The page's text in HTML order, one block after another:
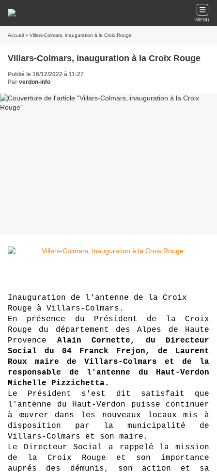
MENU
Accueil » Villars-Colmars, inauguration à la Croix Rouge
Villars-Colmars, inauguration à la Croix Rouge
Publié le 16/12/2022 à 11:27
Par verdon-info
Inauguration de l'antenne de la Croix
Rouge à Villars-Colmars.
En présence du Président de la Croix
Rouge du département des Alpes de Haute
Provence Alain Cornette, du Directeur
Social du 04 Franck Frejon, de Laurent
Roux maire de Villars-Colmars et de la
responsable de l'antenne du Haut-Verdon
Michelle Pizzichetta.
Le Président s'est dit satisfait que
l'antenne du Haut-Verdon puisse continuer
à œuvrer dans les nouveaux locaux mis à
disposition par la municipalité de
Villars-Colmars et son maire.
Le Directeur Social a rappelé la mission
de la Croix Rouge et son importance
auprés des démunis, son action et sa